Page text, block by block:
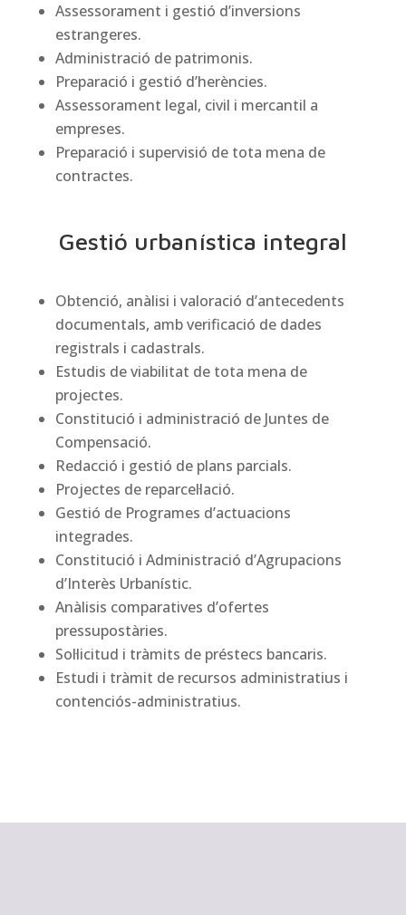
Assessorament i gestió d’inversions
estrangeres.
Administració de patrimonis.
Preparació i gestió d’herències.
Assessorament legal, civil i mercantil a
empreses.
Preparació i supervisió de tota mena de
contractes.
Gestió urbanística integral
Obtenció, anàlisi i valoració d’antecedents
documentals, amb verificació de dades
registrals i cadastrals.
Estudis de viabilitat de tota mena de
projectes.
Constitució i administració de Juntes de
Compensació.
Redacció i gestió de plans parcials.
Projectes de reparcel·lació.
Gestió de Programes d’actuacions
integrades.
Constitució i Administració d’Agrupacions
d’Interès Urbanístic.
Anàlisis comparatives d’ofertes
pressupostàries.
Sol·licitud i tràmits de préstecs bancaris.
Estudi i tràmit de recursos administratius i
contenciós-administratius.